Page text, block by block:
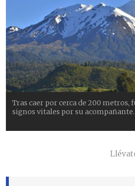
Tras caer por cerca de 200 metros,
signos vitales por su acompañante.